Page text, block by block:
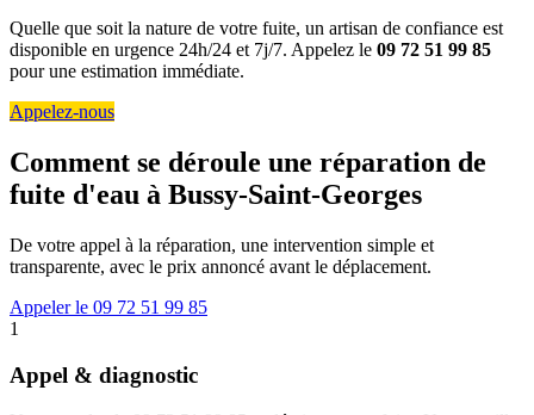
Quelle que soit la nature de votre fuite, un artisan de confiance est
disponible en urgence 24h/24 et 7j/7. Appelez le 09 72 51 99 85
pour une estimation immédiate.
Appelez-nous
Comment se déroule une réparation de
fuite d'eau à Bussy-Saint-Georges
De votre appel à la réparation, une intervention simple et
transparente, avec le prix annoncé avant le déplacement.
Appeler le 09 72 51 99 85
1
Appel & diagnostic